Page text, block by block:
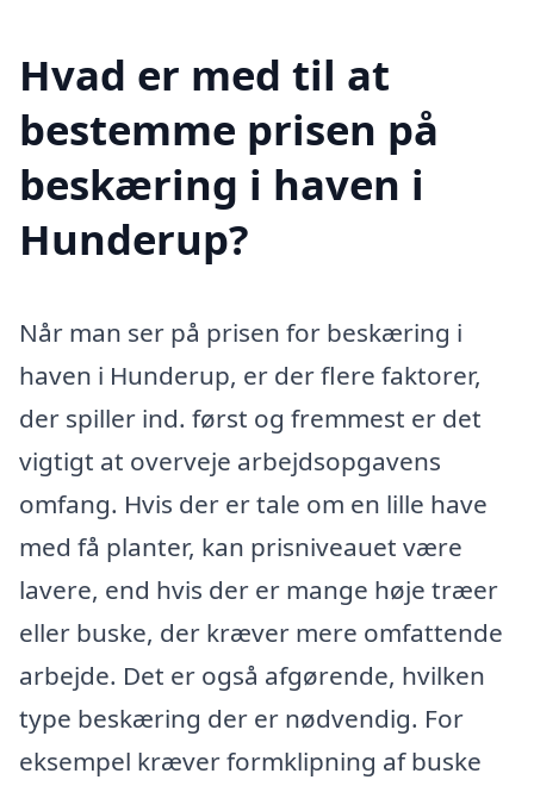
Hvad er med til at
bestemme prisen på
beskæring i haven i
Hunderup?
Når man ser på prisen for beskæring i
haven i Hunderup, er der flere faktorer,
der spiller ind. først og fremmest er det
vigtigt at overveje arbejdsopgavens
omfang. Hvis der er tale om en lille have
med få planter, kan prisniveauet være
lavere, end hvis der er mange høje træer
eller buske, der kræver mere omfattende
arbejde. Det er også afgørende, hvilken
type beskæring der er nødvendig. For
eksempel kræver formklipning af buske